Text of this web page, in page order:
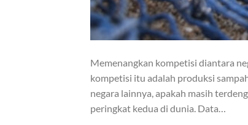
Memenangkan kompetisi diantara
kompetisi itu adalah produksi
negara lainnya, apakah masih
peringkat kedua di dunia. Data…